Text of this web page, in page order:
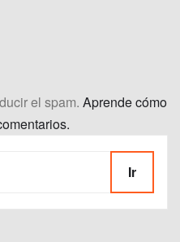
el spam. Aprende cómo
Ir